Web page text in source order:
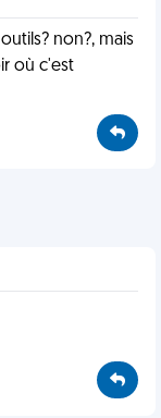
non?, mais
où c'est